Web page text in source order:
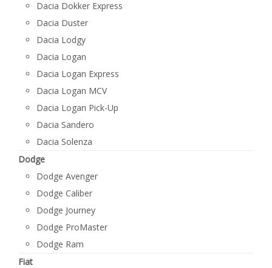
Dacia Dokker Express
Dacia Duster
Dacia Lodgy
Dacia Logan
Dacia Logan Express
Dacia Logan MCV
Dacia Logan Pick-Up
Dacia Sandero
Dacia Solenza
Dodge
Dodge Avenger
Dodge Caliber
Dodge Journey
Dodge ProMaster
Dodge Ram
Fiat